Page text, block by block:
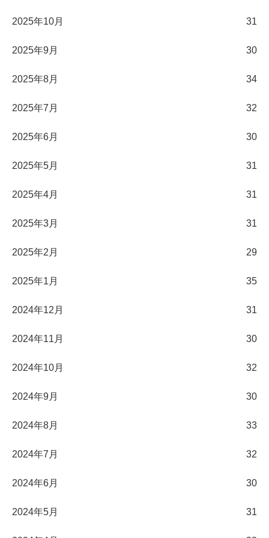
2025年10月 31
2025年9月 30
2025年8月 34
2025年7月 32
2025年6月 30
2025年5月 31
2025年4月 31
2025年3月 31
2025年2月 29
2025年1月 35
2024年12月 31
2024年11月 30
2024年10月 32
2024年9月 30
2024年8月 33
2024年7月 32
2024年6月 30
2024年5月 31